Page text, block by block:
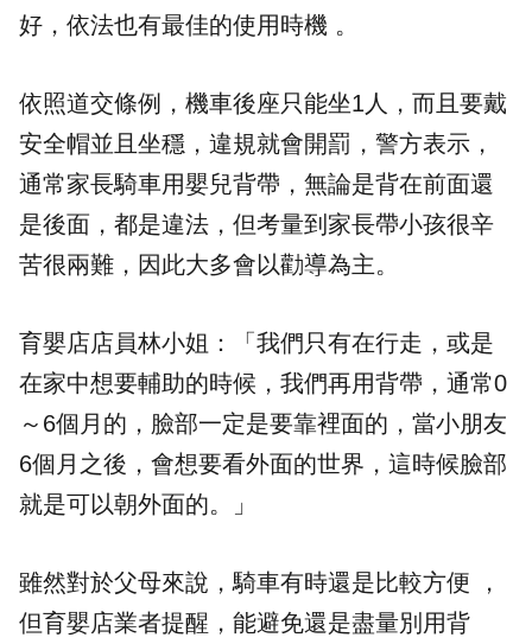
好，依法也有最佳的使用時機 。
依照道交條例，機車後座只能坐1人，而且要戴
安全帽並且坐穩，違規就會開罰，警方表示，
通常家長騎車用嬰兒背帶，無論是背在前面還
是後面，都是違法，但考量到家長帶小孩很辛
苦很兩難，因此大多會以勸導為主。
育嬰店店員林小姐：「我們只有在行走，或是
在家中想要輔助的時候，我們再用背帶，通常0
～6個月的，臉部一定是要靠裡面的，當小朋友
6個月之後，會想要看外面的世界，這時候臉部
就是可以朝外面的。」
雖然對於父母來說，騎車有時還是比較方便 ，
但育嬰店業者提醒，能避免還是盡量別用背